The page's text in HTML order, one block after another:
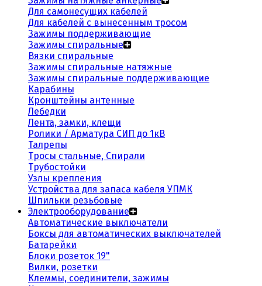
Для самонесущих кабелей
Для кабелей с вынесенным тросом
Зажимы поддерживающие
Зажимы спиральные
Вязки спиральные
Зажимы спиральные натяжные
Зажимы спиральные поддерживающие
Карабины
Кронштейны антенные
Лебедки
Лента, замки, клещи
Ролики / Арматура СИП до 1кВ
Талрепы
Тросы стальные, Спирали
Трубостойки
Узлы крепления
Устройства для запаса кабеля УПМК
Шпильки резьбовые
Электрооборудование
Автоматические выключатели
Боксы для автоматических выключателей
Батарейки
Блоки розеток 19"
Вилки, розетки
Клеммы, соединители, зажимы